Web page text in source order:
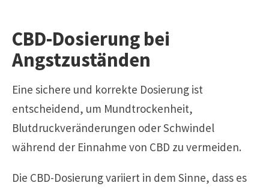
CBD-Dosierung bei
Angstzuständen
Eine sichere und korrekte Dosierung ist
entscheidend, um Mundtrockenheit,
Blutdruckveränderungen oder Schwindel
während der Einnahme von CBD zu vermeiden.
Die CBD-Dosierung variiert in dem Sinne, dass es